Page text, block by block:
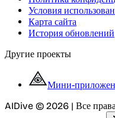
Условия
Карта сайта
История обновлений
Другие проекты
Мини-
AIDive © 2026 | Все